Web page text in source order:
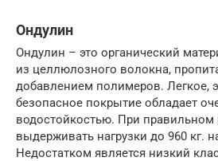
Ондулин
Ондулин – это органический
из целлюлозного волокна,
добавлением полимеров. Легкое,
безопасное покрытие обладает
водостойкостью. При
выдерживать нагрузки до 960 кг.
Недостатком является низкий